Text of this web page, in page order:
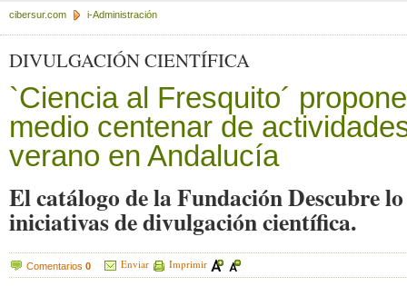
cibersur.com i-Administración
DIVULGACIÓN CIENTÍFICA
`Ciencia al Fresquito´
medio centenar de
verano en Andalucía
El catálogo de la Fundación Descubre
iniciativas de divulgación científica.
Comentarios 0 Enviar Imprimir